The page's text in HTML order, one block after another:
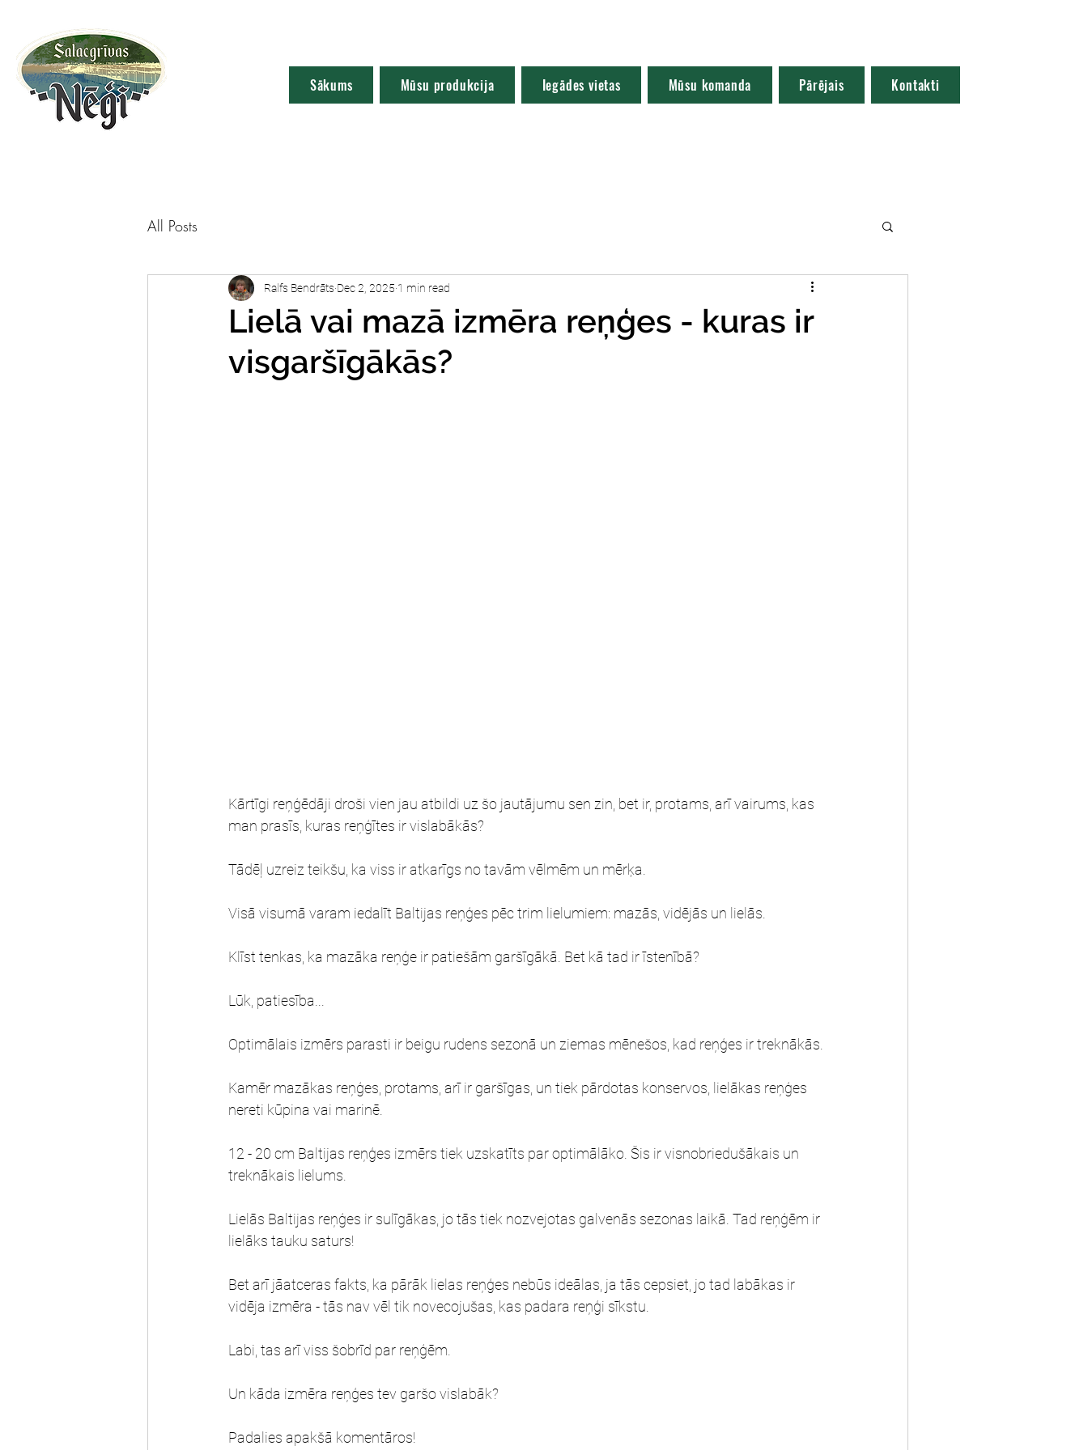
Sākums Mūsu produkcija Iegādes vietas Mūsu komanda Pārējais Kontakti
All Posts
Lielā vai mazā izmēra reņģes - kuras ir
visgaršīgākās?
Ralfs Bendrāts Dec 2, 2025 1 min read
Kārtīgi reņģēdāji droši vien jau atbildi uz šo jautājumu sen zin, bet ir, protams, arī vairums, kas
man prasīs, kuras reņģītes ir vislabākās?
Tādēļ uzreiz teikšu, ka viss ir atkarīgs no tavām vēlmēm un mērķa.
Visā visumā varam iedalīt Baltijas reņģes pēc trim lielumiem: mazās, vidējās un lielās.
Klīst tenkas, ka mazāka reņģe ir patiešām garšīgākā. Bet kā tad ir īstenībā?
Lūk, patiesība...
Optimālais izmērs parasti ir beigu rudens sezonā un ziemas mēnešos, kad reņģes ir treknākās.
Kamēr mazākas reņģes, protams, arī ir garšīgas, un tiek pārdotas konservos, lielākas reņģes
nereti kūpina vai marinē.
12 - 20 cm Baltijas reņģes izmērs tiek uzskatīts par optimālāko. Šis ir visnobriedušākais un
treknākais lielums.
Lielās Baltijas reņģes ir sulīgākas, jo tās tiek nozvejotas galvenās sezonas laikā. Tad reņģēm ir
lielāks tauku saturs!
Bet arī jāatceras fakts, ka pārāk lielas reņģes nebūs ideālas, ja tās cepsiet, jo tad labākas ir
vidēja izmēra - tās nav vēl tik novecojušas, kas padara reņģi sīkstu.
Labi, tas arī viss šobrīd par reņģēm.
Un kāda izmēra reņģes tev garšo vislabāk?
Padalies apakšā komentāros!